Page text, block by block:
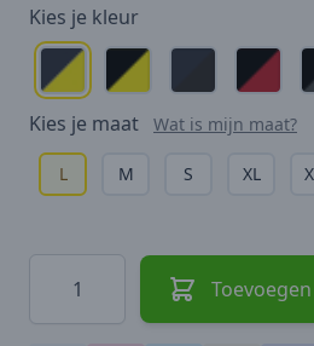
Kies je kleur
Kies je maat Wat is mijn maat?
L M S XL
Hoeveelheid